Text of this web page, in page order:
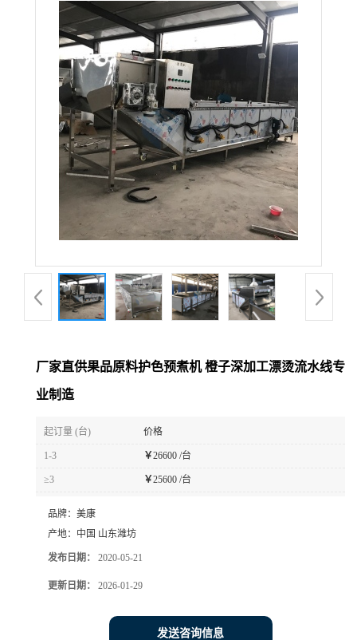
厂家直供果品原料护色预煮机 橙子深加工漂烫流水线专
业制造
起订量 (台) 价格
1-3 ￥26600 /台
≥3 ￥25600 /台
品牌： 美康
产地： 中国 山东潍坊
发布日期： 2020-05-21
更新日期： 2026-01-29
发送咨询信息